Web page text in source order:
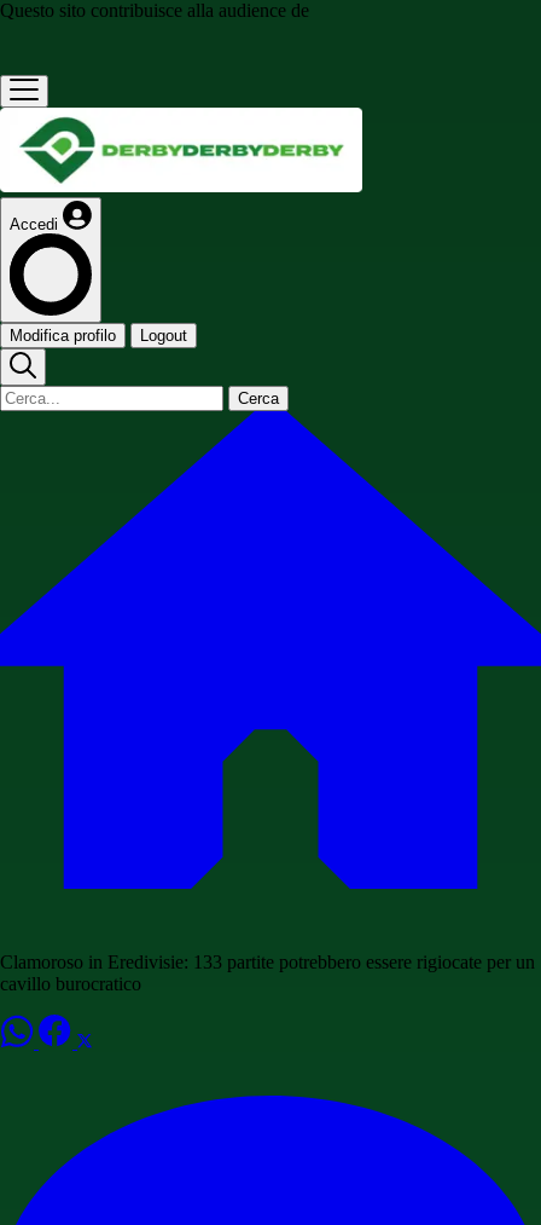
Questo sito contribuisce alla audience de
Accedi
Modifica profilo Logout
Cerca
Clamoroso in Eredivisie: 133 partite potrebbero essere rigiocate per un
cavillo burocratico